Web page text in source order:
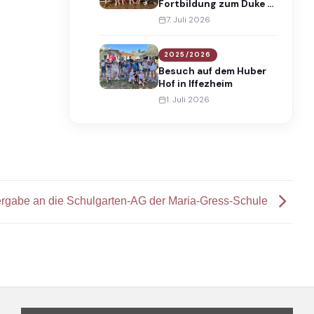
Fortbildung zum Duke of
Edinburgh’s
7. Juli 2026
2025/2026
Besuch auf dem Huber
Hof in Iffezheim
1. Juli 2026
an die Schulgarten-AG der Maria-Gress-Schule